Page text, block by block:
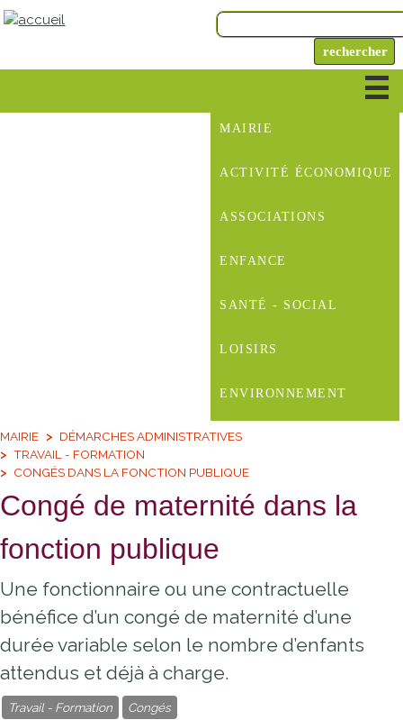
MAIRIE
ACTIVITÉ ÉCONOMIQUE
ASSOCIATIONS
ENFANCE
SANTÉ - SOCIAL
LOISIRS
ENVIRONNEMENT
MAIRIE
DÉMARCHES ADMINISTRATIVES
TRAVAIL - FORMATION
CONGÉS DANS LA FONCTION PUBLIQUE
Congé de maternité dans la
fonction publique
Une fonctionnaire ou une contractuelle
bénéfice d’un congé de maternité d’une
durée variable selon le nombre d’enfants
attendus et déjà à charge.
Travail - Formation Congés